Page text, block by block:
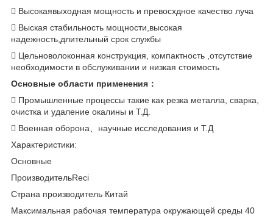
 Высокаявыходная мощность и превосхдное качество луча
 Выская стабильность мощности,высокая
надежность,длительный срок службы
 Цельноволоконная конструкция, компактность ,отсутствие
необходимости в обслуживании и низкая стоимость
Основные области применения：
 Промышленные процессы такие как резка металла, сварка,
очистка и удаление окалины и Т.Д.
 Военная оборона、научные исследования и Т.Д
Характеристики:
Основные
ПроизводительReci
Страна производитель Китай
Максимальная рабочая температура окружающей среды 40